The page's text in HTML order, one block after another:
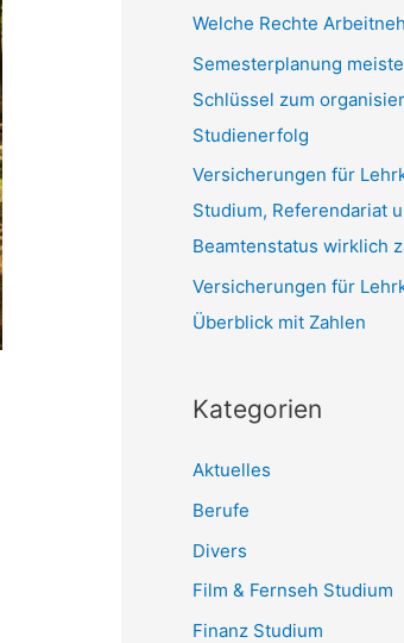
h
:
Welche Rechte
Semesterplanung
Schlüssel zum
Studienerfolg
Versicherungen für
Studium, Referendariat
Beamtenstatus wirklich
Versicherungen für
Überblick mit Zahlen
Kategorien
Aktuelles
Berufe
Divers
Film & Fernseh Studium
Finanz Studium